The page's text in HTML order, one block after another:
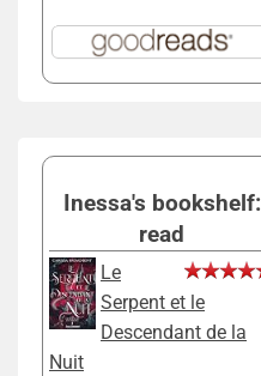
Inessa's bookshelf:
read
Le
Serpent et le
Descendant de la
Nuit